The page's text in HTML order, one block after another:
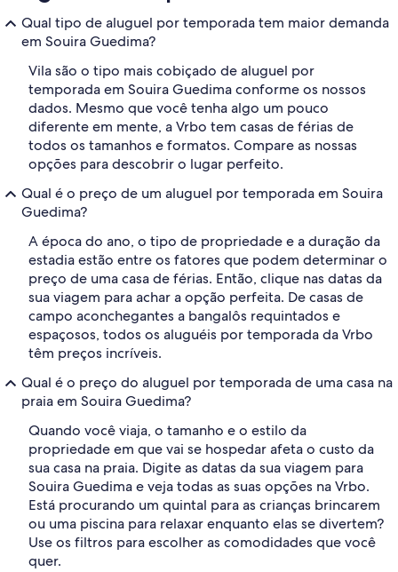
Qual tipo de aluguel por temporada tem maior demanda
em Souira Guedima?
Vila são o tipo mais cobiçado de aluguel por
temporada em Souira Guedima conforme os nossos
dados. Mesmo que você tenha algo um pouco
diferente em mente, a Vrbo tem casas de férias de
todos os tamanhos e formatos. Compare as nossas
opções para descobrir o lugar perfeito.
Qual é o preço de um aluguel por temporada em Souira
Guedima?
A época do ano, o tipo de propriedade e a duração da
estadia estão entre os fatores que podem determinar o
preço de uma casa de férias. Então, clique nas datas da
sua viagem para achar a opção perfeita. De casas de
campo aconchegantes a bangalôs requintados e
espaçosos, todos os aluguéis por temporada da Vrbo
têm preços incríveis.
Qual é o preço do aluguel por temporada de uma casa na
praia em Souira Guedima?
Quando você viaja, o tamanho e o estilo da
propriedade em que vai se hospedar afeta o custo da
sua casa na praia. Digite as datas da sua viagem para
Souira Guedima e veja todas as suas opções na Vrbo.
Está procurando um quintal para as crianças brincarem
ou uma piscina para relaxar enquanto elas se divertem?
Use os filtros para escolher as comodidades que você
quer.